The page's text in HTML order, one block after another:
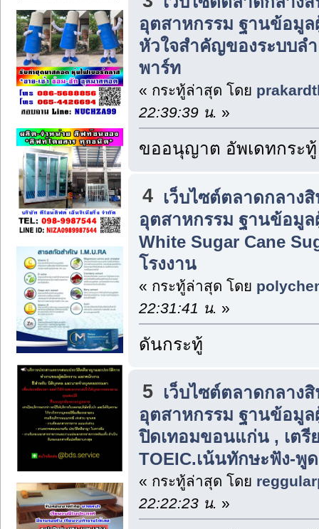
อุตสาหกรรม ฐานข้อมูล
หัวใจสำคัญของระบบล
พาร์ท
« กระทู้ล่าสุด โดย
22:39:39 น. »
ขออนุญาต อัพเดทกระทู้
4 เว็บไซต์ตลาดกลาง
อุตสาหกรรม ฐานข้อมูล
White Sugar Cane
โรงงาน
« กระทู้ล่าสุด โดย
22:31:41 น. »
ดันกระทู้
5 เว็บไซต์ตลาดกลาง
อุตสาหกรรม ฐานข้อมูล
ปิดเทอมขอนแก่น , เตรี
TOEIC.เน้นทักษะฟัง-พูด
« กระทู้ล่าสุด โดย
22:22:23 น. »